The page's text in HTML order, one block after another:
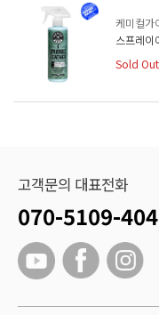
케미컬가
스프레
Sold Out
고객문의 대표전화
070-5109-